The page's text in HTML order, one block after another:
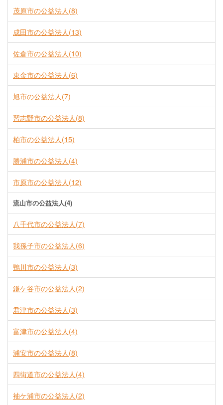
茂原市の公益法人(8)
成田市の公益法人(13)
佐倉市の公益法人(10)
東金市の公益法人(6)
旭市の公益法人(7)
習志野市の公益法人(8)
柏市の公益法人(15)
勝浦市の公益法人(4)
市原市の公益法人(12)
流山市の公益法人(4)
八千代市の公益法人(7)
我孫子市の公益法人(6)
鴨川市の公益法人(3)
鎌ケ谷市の公益法人(2)
君津市の公益法人(3)
富津市の公益法人(4)
浦安市の公益法人(8)
四街道市の公益法人(4)
袖ケ浦市の公益法人(2)